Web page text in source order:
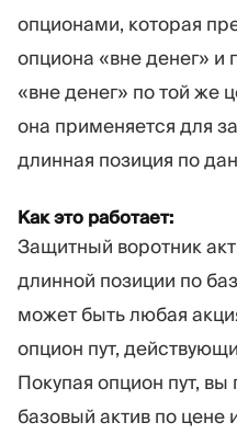
опционами, которая
опциона «вне денег»
«вне денег» по той же
она применяется для
длинная позиция по
Как это работает:
Защитный воротник
длинной позиции по
может быть любая
опцион пут,
Покупая опцион пут,
базовый актив по цене